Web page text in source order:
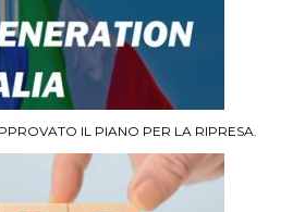
IL PIANO PER LA RIPRESA.